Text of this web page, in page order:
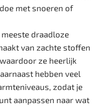
met snoeren of
meeste draadloze
van zachte stoffen
ze heerlijk
hebben veel
zodat je
aanpassen naar wat